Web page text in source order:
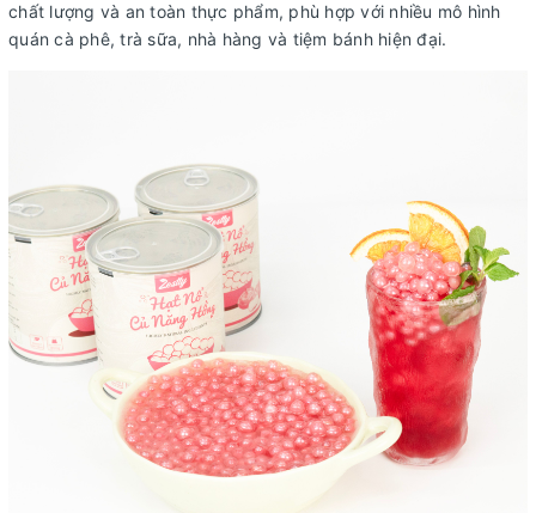
chất lượng và an toàn thực phẩm, phù hợp với nhiều mô hình
quán cà phê, trà sữa, nhà hàng và tiệm bánh hiện đại.